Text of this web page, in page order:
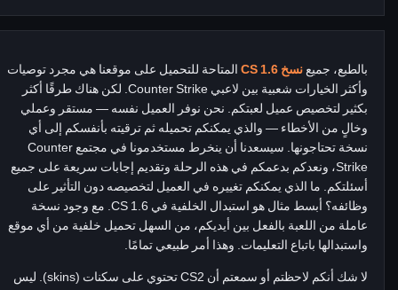
بالطبع، جميع نسخ CS 1.6
المتاحة للتحميل على موقعنا هي مجرد توصيات
وأكثر الخيارات شعبية بين لاعبي Counter Strike. لكن هناك طرقًا أكثر
بكثير لتخصيص عميل لعبتكم. نحن نوفر العميل نفسه — مستقر وعملي
وخالٍ من الأخطاء — والذي يمكنكم تحميله ثم ترقيته بأنفسكم إلى أي
نسخة تحتاجونها. سيسعدنا أن ينخرط مستخدمونا في مجتمع Counter
Strike، ونعدكم بدعمكم في هذه الرحلة وتقديم إجابات سريعة على جميع
أسئلتكم. ما الذي يمكنكم تغييره في العميل لتخصيصه دون التأثير على
وظائفه؟ أبسط مثال هو استبدال الخلفية في CS 1.6. مع وجود نسخة
عاملة من اللعبة بالفعل بين أيديكم، من السهل تحميل خلفية من أي موقع
واستبدالها باتباع التعليمات. وهذا أمر طبيعي تمامًا.
لا شك أنكم لاحظتم أو سمعتم أن CS2 تحتوي على سكنات (skins). ليس